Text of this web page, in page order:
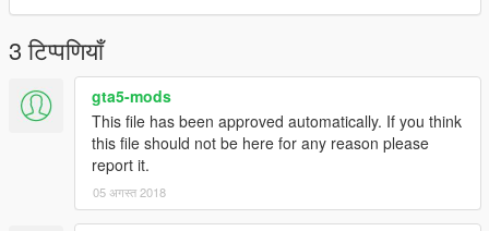
3 टिप्पणियाँ
gta5-mods
This file has been approved automatically. If you think
this file should not be here for any reason please
report it.
05 अगस्त 2018